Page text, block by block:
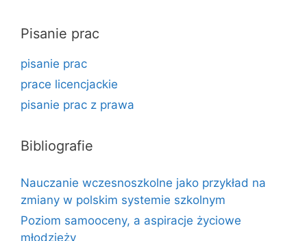
Pisanie prac
pisanie prac
prace licencjackie
pisanie prac z prawa
Bibliografie
Nauczanie wczesnoszkolne jako przykład na
zmiany w polskim systemie szkolnym
Poziom samooceny, a aspiracje życiowe
młodzieży